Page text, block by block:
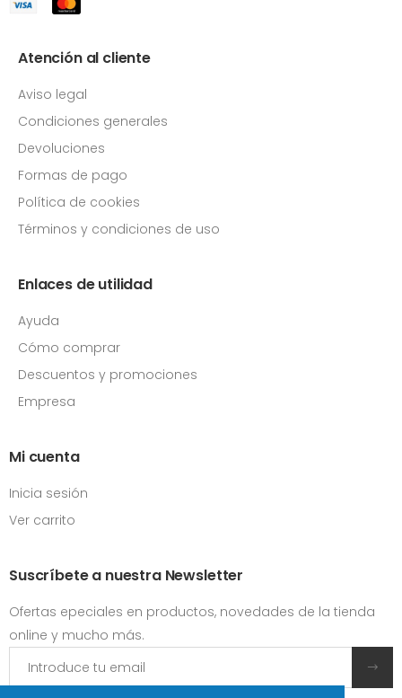
Atención al cliente
Aviso legal
Condiciones generales
Devoluciones
Formas de pago
Política de cookies
Términos y condiciones de uso
Enlaces de utilidad
Ayuda
Cómo comprar
Descuentos y promociones
Empresa
Mi cuenta
Inicia sesión
Ver carrito
Suscríbete a nuestra Newsletter
Ofertas epeciales en productos, novedades de la tienda
online y mucho más.